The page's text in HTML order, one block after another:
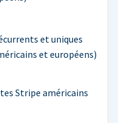
et uniques
et européens)
Stripe américains